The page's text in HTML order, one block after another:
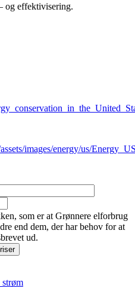
og effektivisering.
images/energy/us/
som er at Grønnere elforbrug
end dem, der har behov for at
ud.
strøm